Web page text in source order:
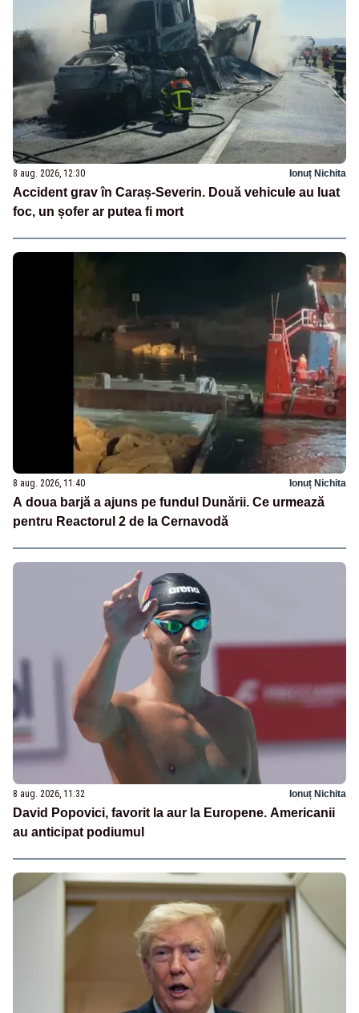
8 aug. 2026, 12:30 Ionuț Nichita
Accident grav în Caraș-Severin. Două vehicule au luat
foc, un șofer ar putea fi mort
8 aug. 2026, 11:40 Ionuț Nichita
A doua barjă a ajuns pe fundul Dunării. Ce urmează
pentru Reactorul 2 de la Cernavodă
8 aug. 2026, 11:32 Ionuț Nichita
David Popovici, favorit la aur la Europene. Americanii
au anticipat podiumul